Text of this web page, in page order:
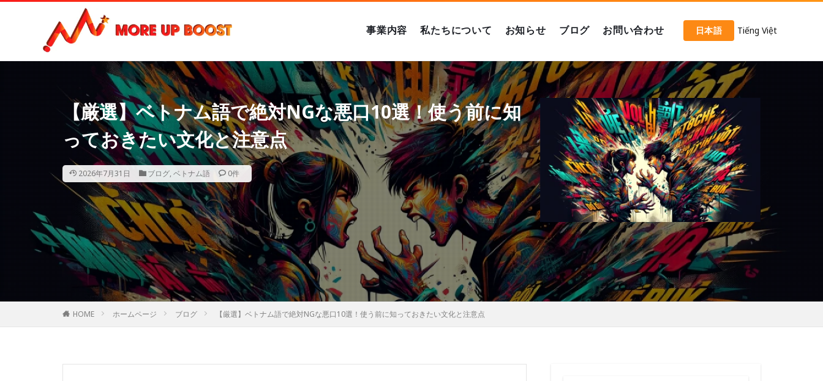
事業内容 私たちについて お知らせ ブログ お問い合わせ 日本語 Tiếng Việt
【厳選】ベトナム語で絶対NGな悪口10選！使う前に知
っておきたい文化と注意点
2026年7月31日 ブログ,ベトナム語 0件
HOME ホームページ ブログ 【厳選】ベトナム語で絶対NGな悪口10選！使う前に知っておきたい文化と注意点